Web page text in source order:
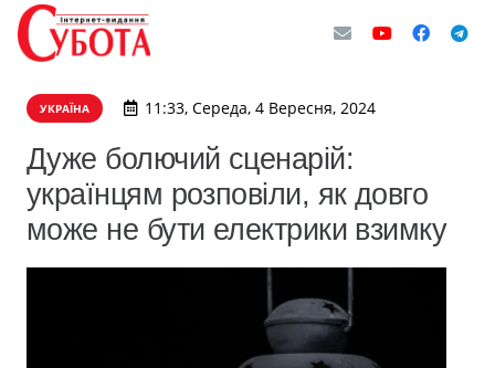
УКРАЇНА 11:33, Середа, 4 Вересня, 2024
Дуже болючий сценарій:
українцям розповіли, як довго
може не бути електрики взимку